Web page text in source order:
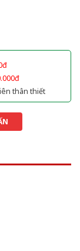
thân thiết